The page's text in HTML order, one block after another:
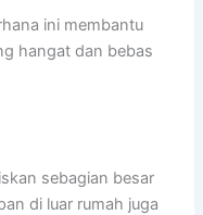
ini membantu
hangat dan bebas
sebagian besar
di luar rumah juga